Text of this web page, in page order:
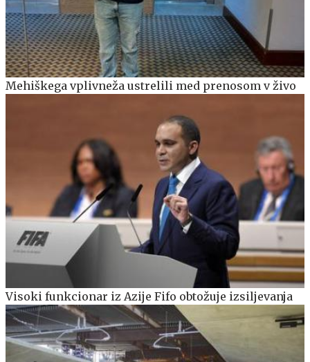
Mehiškega vplivneža ustrelili med prenosom v živo
Visoki funkcionar iz Azije Fifo obtožuje izsiljevanja